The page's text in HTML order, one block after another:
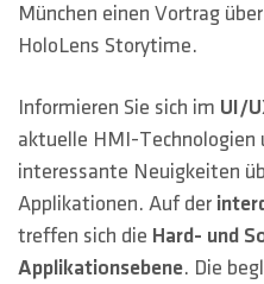
UNTERNEHMEN
KUNDENBEREICH
HOTLINES
München einen Vortrag
HoloLens Storytime.
Informieren Sie sich im UI/
aktuelle HMI-Technologien
interessante Neuigkeiten
Applikationen. Auf der
treffen sich die Hard- und
Applikationsebene. Die